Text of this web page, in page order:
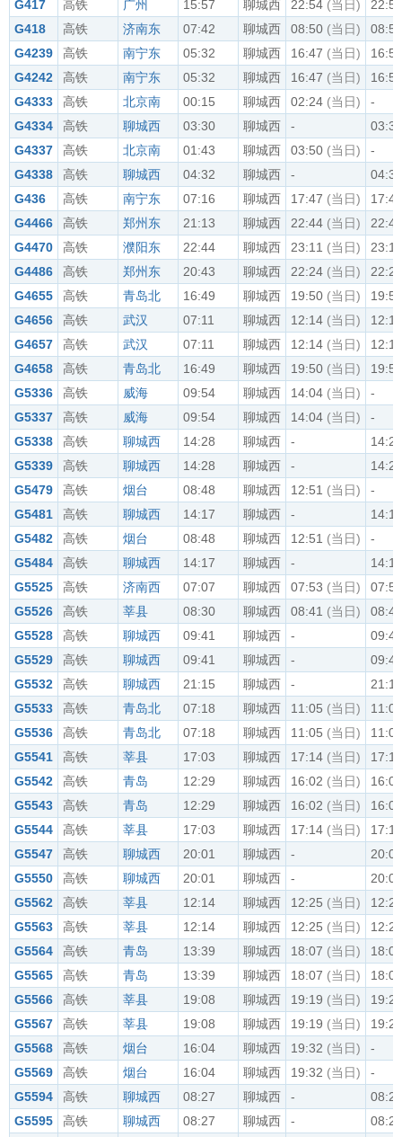
G417 高铁 广州 15:57 聊城西 22:54 (当日)
22:56
G418
高铁 济南东 07:42 聊城西 08:50 (当日)
08:52
G4239
高铁 南宁东 05:32 聊城西 16:47 (当日)
16:50
G4242
高铁 南宁东 05:32 聊城西 16:47 (当日)
16:50
G4333
高铁 北京南 00:15 聊城西 02:24 (当日)
-
G4334
高铁 聊城西 03:30 聊城西 -
03:30
G4337
高铁 北京南 01:43 聊城西 03:50 (当日)
-
G4338
高铁 聊城西 04:32 聊城西 -
04:32
G436
高铁 南宁东 07:16 聊城西 17:47 (当日)
17:49
G4466
高铁 郑州东 21:13 聊城西 22:44 (当日)
22:48
G4470
高铁 濮阳东 22:44 聊城西 23:11 (当日)
23:14
G4486
高铁 郑州东 20:43 聊城西 22:24 (当日)
22:26
G4655
高铁 青岛北 16:49 聊城西 19:50 (当日)
19:52
G4656
高铁 武汉 07:11 聊城西 12:14 (当日)
12:17
G4657
高铁 武汉 07:11 聊城西 12:14 (当日)
12:17
G4658
高铁 青岛北 16:49 聊城西 19:50 (当日)
19:52
G5336
高铁 威海 09:54 聊城西 14:04 (当日)
-
G5337
高铁 威海 09:54 聊城西 14:04 (当日)
-
G5338
高铁 聊城西 14:28 聊城西 -
14:28
G5339
高铁 聊城西 14:28 聊城西 -
14:28
G5479
高铁 烟台 08:48 聊城西 12:51 (当日)
-
G5481
高铁 聊城西 14:17 聊城西 -
14:17
G5482
高铁 烟台 08:48 聊城西 12:51 (当日)
-
G5484
高铁 聊城西 14:17 聊城西 -
14:17
G5525
高铁 济南西 07:07 聊城西 07:53 (当日)
07:55
G5526
高铁 莘县 08:30 聊城西 08:41 (当日)
08:43
G5528
高铁 聊城西 09:41 聊城西 -
09:41
G5529
高铁 聊城西 09:41 聊城西 -
09:41
G5532
高铁 聊城西 21:15 聊城西 -
21:15
G5533
高铁 青岛北 07:18 聊城西 11:05 (当日)
11:07
G5536
高铁 青岛北 07:18 聊城西 11:05 (当日)
11:07
G5541
高铁 莘县 17:03 聊城西 17:14 (当日)
17:16
G5542
高铁 青岛 12:29 聊城西 16:02 (当日)
16:06
G5543
高铁 青岛 12:29 聊城西 16:02 (当日)
16:06
G5544
高铁 莘县 17:03 聊城西 17:14 (当日)
17:16
G5547
高铁 聊城西 20:01 聊城西 -
20:01
G5550
高铁 聊城西 20:01 聊城西 -
20:01
G5562
高铁 莘县 12:14 聊城西 12:25 (当日)
12:27
G5563
高铁 莘县 12:14 聊城西 12:25 (当日)
12:27
G5564
高铁 青岛 13:39 聊城西 18:07 (当日)
18:09
G5565
高铁 青岛 13:39 聊城西 18:07 (当日)
18:09
G5566
高铁 莘县 19:08 聊城西 19:19 (当日)
19:21
G5567
高铁 莘县 19:08 聊城西 19:19 (当日)
19:21
G5568
高铁 烟台 16:04 聊城西 19:32 (当日)
-
G5569
高铁 烟台 16:04 聊城西 19:32 (当日)
-
G5594
高铁 聊城西 08:27 聊城西 -
08:27
G5595
高铁 聊城西 08:27 聊城西 -
08:27